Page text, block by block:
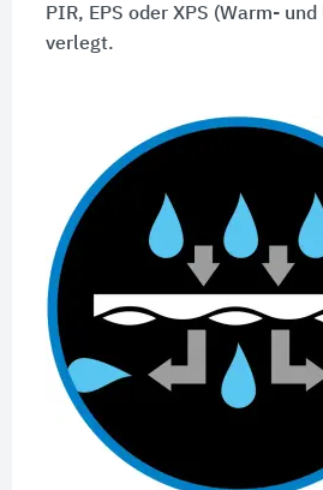
PIR, EPS oder XPS (Warm-
verlegt.